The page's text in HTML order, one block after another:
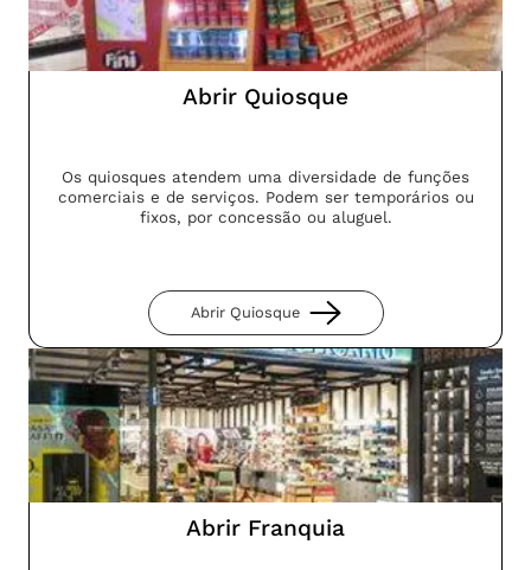
Abrir Quiosque
Os quiosques atendem uma diversidade de funções
comerciais e de serviços. Podem ser temporários ou
fixos, por concessão ou aluguel.
Abrir Quiosque
Abrir Franquia